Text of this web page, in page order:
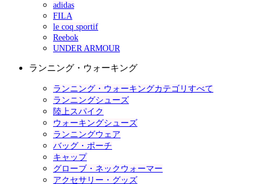
adidas
FILA
le coq sportif
Reebok
UNDER ARMOUR
ランニング・ウォーキング
ランニング・ウォーキングカテゴリすべて
ランニングシューズ
陸上スパイク
ウォーキングシューズ
ランニングウェア
バッグ・ポーチ
キャップ
グローブ・ネックウォーマー
アクセサリー・グッズ